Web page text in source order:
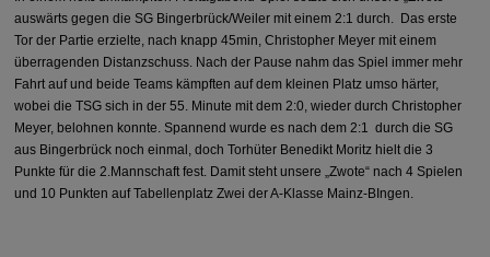
auswärts gegen die SG Bingerbrück/Weiler mit einem 2:1 durch. Das erste
Tor der Partie erzielte, nach knapp 45min, Christopher Meyer mit einem
überragenden Distanzschuss. Nach der Pause nahm das Spiel immer mehr
Fahrt auf und beide Teams kämpften auf dem kleinen Platz umso härter,
wobei die TSG sich in der 55. Minute mit dem 2:0, wieder durch Christopher
Meyer, belohnen konnte. Spannend wurde es nach dem 2:1 durch die SG
aus Bingerbrück noch einmal, doch Torhüter Benedikt Moritz hielt die 3
Punkte für die 2.Mannschaft fest. Damit steht unsere „Zwote“ nach 4 Spielen
und 10 Punkten auf Tabellenplatz Zwei der A-Klasse Mainz-BIngen.